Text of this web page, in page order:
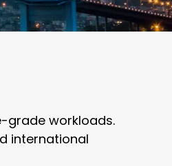
grade workloads.
international